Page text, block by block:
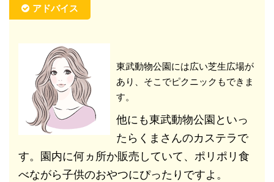
アドバイス
東武動物公園には広い芝生広場が
あり、そこでピクニックもできま
す。
他にも東武動物公園といっ
たらくまさんのカステラで
す。園内に何ヵ所か販売していて、ポリポリ食
べながら子供のおやつにぴったりですよ。